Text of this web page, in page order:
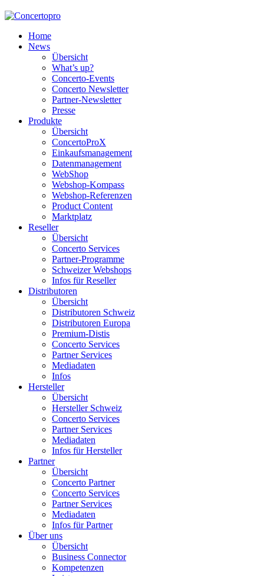
Home
News
Übersicht
What’s up?
Concerto-Events
Concerto Newsletter
Partner-Newsletter
Presse
Produkte
Übersicht
ConcertoProX
Einkaufsmanagement
Datenmanagement
WebShop
Webshop-Kompass
Webshop-Referenzen
Product Content
Marktplatz
Reseller
Übersicht
Concerto Services
Partner-Programme
Schweizer Webshops
Infos für Reseller
Distributoren
Übersicht
Distributoren Schweiz
Distributoren Europa
Premium-Distis
Concerto Services
Partner Services
Mediadaten
Infos
Hersteller
Übersicht
Hersteller Schweiz
Concerto Services
Partner Services
Mediadaten
Infos für Hersteller
Partner
Übersicht
Concerto Partner
Concerto Services
Partner Services
Mediadaten
Infos für Partner
Über uns
Übersicht
Business Connector
Kompetenzen